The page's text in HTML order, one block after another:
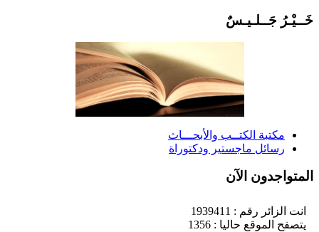
جَــلـيـسٌ
مكتبة الكتــب والأبحـــاث
رسائل ماجستير ودكتوراة
الآن
انت الزائر رقم : 1939411
يتصفح الموقع حاليا : 1356